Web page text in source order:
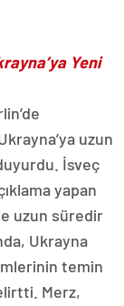
Yeni
uzun
İsveç
yapan
uzun süredir
Ukrayna
temin
Merz,